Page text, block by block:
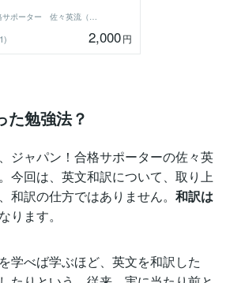
合格サポーター 佐々英流（ササエル）
2,000円
た勉強法？
ジャパン！合格サポーターの佐々英
今回は、英文和訳について、取り上
和訳の仕方ではありません。 和訳は
ります。
学べば学ぶほど、英文を和訳した